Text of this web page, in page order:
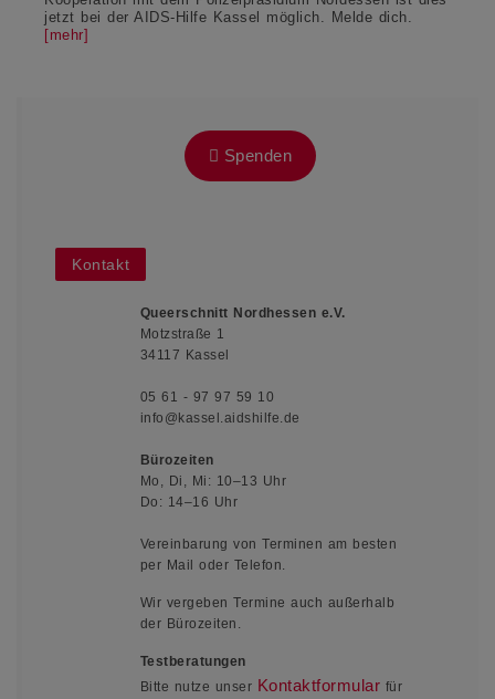
jetzt bei der AIDS-Hilfe Kassel möglich. Melde dich.
[mehr]
Spenden
Kontakt
Queerschnitt Nordhessen e.V.
Motzstraße 1
34117 Kassel
05 61 - 97 97 59 10
info@kassel.aidshilfe.de
Bürozeiten
Mo, Di, Mi: 10–13 Uhr
Do: 14–16 Uhr
Vereinbarung von Terminen am besten
per Mail oder Telefon.
Wir vergeben Termine auch außerhalb
der Bürozeiten.
Testberatungen
Bitte nutze unser Kontaktformular für